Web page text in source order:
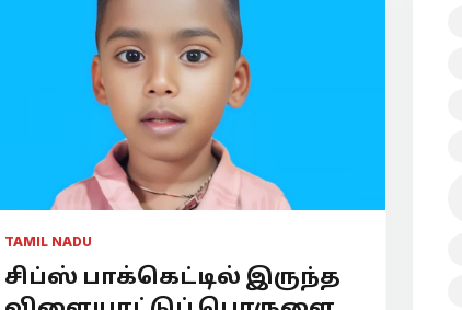
TAMIL NADU
சிப்ஸ் பாக்கெட்டில் இருந்த